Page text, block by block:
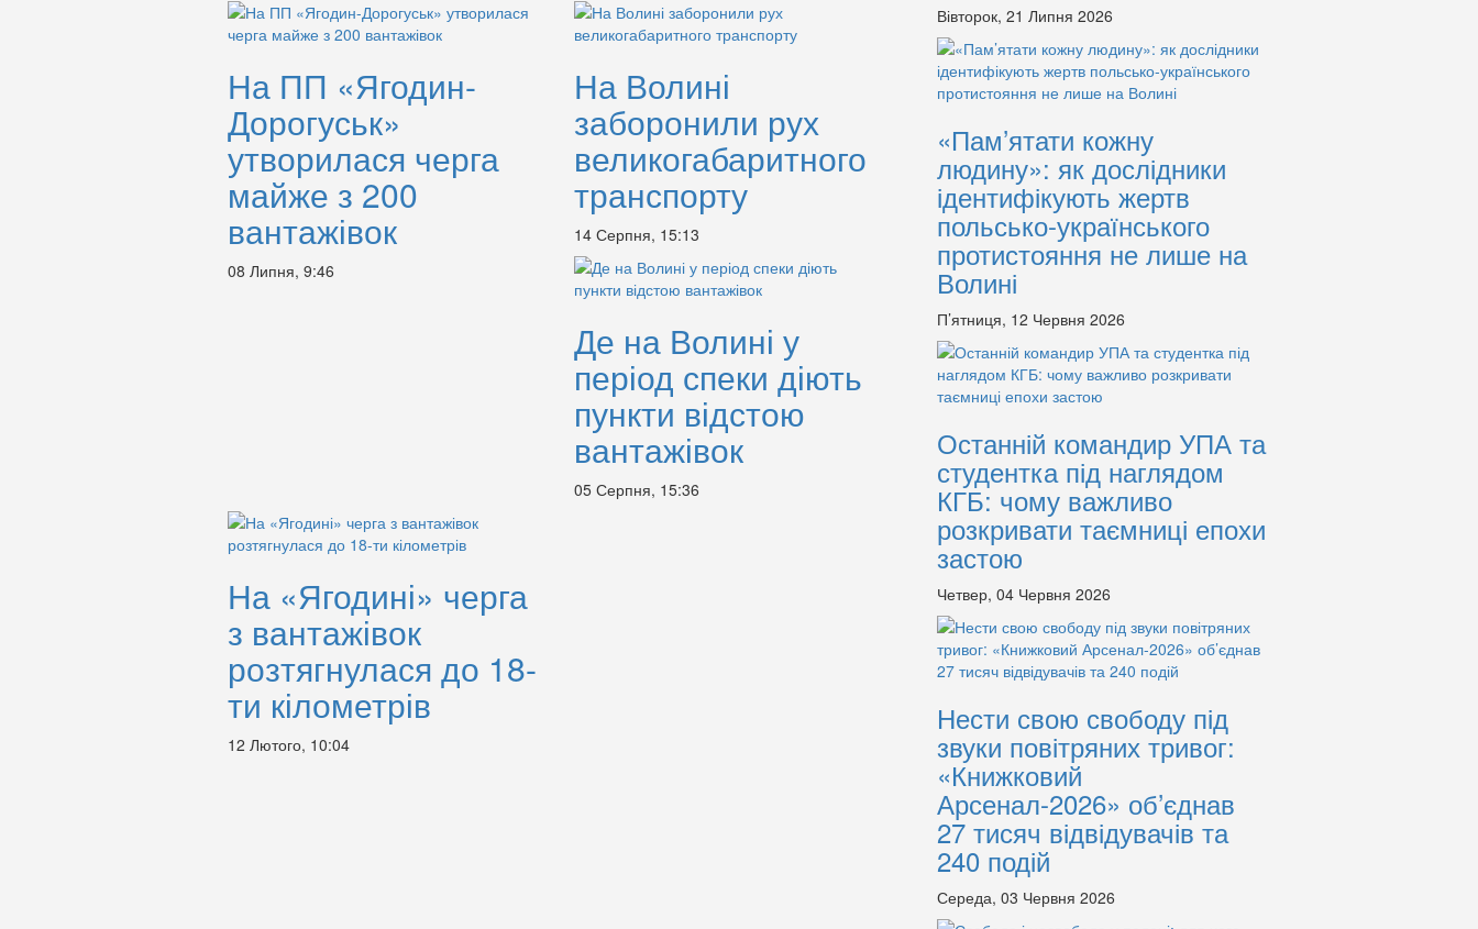
На ПП «Ягодин-
Дорогуськ»
утворилася черга
майже з 200
вантажівок
08 Липня, 9:46
На Волині
заборонили рух
великогабаритного
транспорту
14 Серпня, 15:13
Де на Волині у
період спеки діють
пункти відстою
вантажівок
05 Серпня, 15:36
На «Ягодині» черга
з вантажівок
розтягнулася до 18-
ти кілометрів
12 Лютого, 10:04
Вівторок, 21 Липня 2026
«Пам’ятати кожну
людину»: як дослідники
ідентифікують жертв
польсько-українського
протистояння не лише на
Волині
П’ятниця, 12 Червня 2026
Останній командир УПА та
студентка під наглядом
КГБ: чому важливо
розкривати таємниці епохи
застою
Четвер, 04 Червня 2026
Нести свою свободу під
звуки повітряних тривог:
«Книжковий
Арсенал-2026» об’єднав
27 тисяч відвідувачів та
240 подій
Середа, 03 Червня 2026